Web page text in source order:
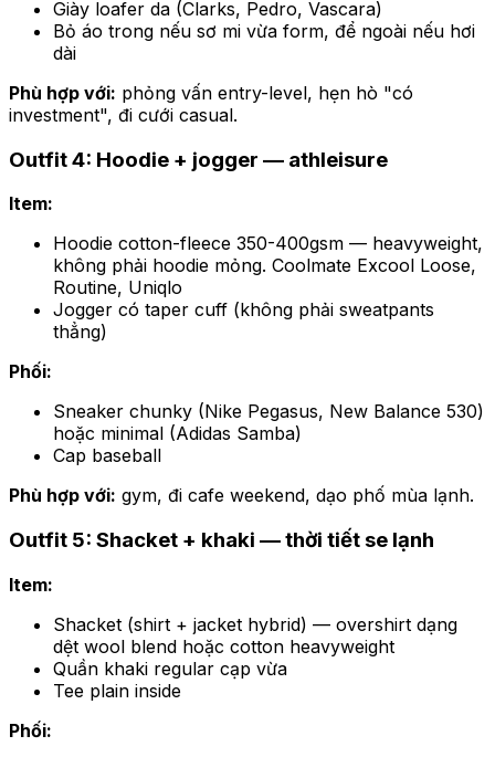
Giày loafer da (Clarks, Pedro, Vascara)
Bỏ áo trong nếu sơ mi vừa form, để ngoài nếu hơi
dài
Phù hợp với: phỏng vấn entry-level, hẹn hò "có
investment", đi cưới casual.
Outfit 4: Hoodie + jogger — athleisure
Item:
Hoodie cotton-fleece 350-400gsm — heavyweight,
không phải hoodie mỏng. Coolmate Excool Loose,
Routine, Uniqlo
Jogger có taper cuff (không phải sweatpants
thẳng)
Phối:
Sneaker chunky (Nike Pegasus, New Balance 530)
hoặc minimal (Adidas Samba)
Cap baseball
Phù hợp với: gym, đi cafe weekend, dạo phố mùa lạnh.
Outfit 5: Shacket + khaki — thời tiết se lạnh
Item:
Shacket (shirt + jacket hybrid) — overshirt dạng
dệt wool blend hoặc cotton heavyweight
Quần khaki regular cạp vừa
Tee plain inside
Phối: